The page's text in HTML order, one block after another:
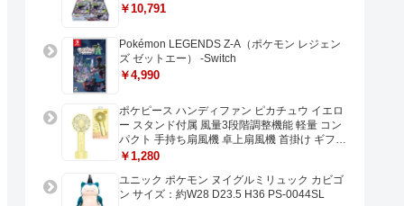
￥10,791
Pokémon LEGENDS Z-A（ポケモン レジェン
ズ ゼットエー） -Switch
￥4,990
ポケピース ハンディファン ピカチュウ イエロ
ー スタンド付属 風量3段階調整機能 軽量 コン
パクト 手持ち扇風機 卓上扇風機 首掛け ギフト
プレゼントに最適 USB充電 Type-C対応
￥1,280
ユニック ポケモン ヌイグルミリュック カビゴ
ン サイズ：約W28 D23.5 H36 PS-0044SL